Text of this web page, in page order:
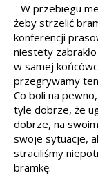
- W przebiegu
żeby strzelić
konferencji
niestety
w samej
przegrywamy
Co boli na
tyle dobrze, że
dobrze, na
swoje sytuacje,
straciliśmy
bramkę.